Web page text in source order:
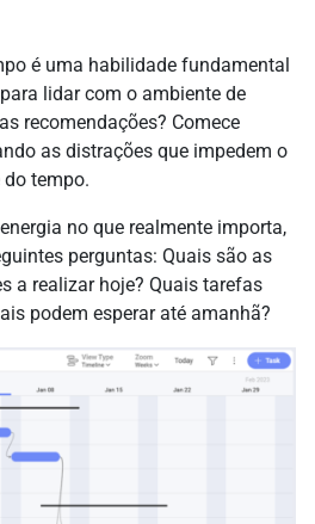
é uma habilidade fundamental
lidar com o ambiente de
recomendações? Comece
as distrações que impedem o
tempo.
no que realmente importa,
perguntas: Quais são as
a realizar hoje? Quais tarefas
podem esperar até amanhã?